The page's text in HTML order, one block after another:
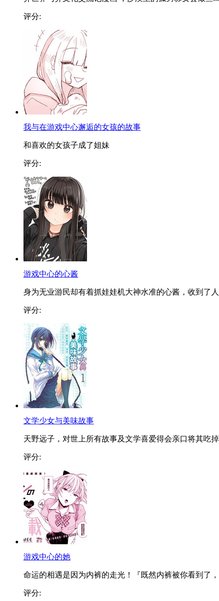
评分:
我与在游戏中心邂逅的女孩的故事
和喜欢的女孩子成了姐妹
评分:
游戏中心的心酱
身为无业游民却有着抓娃娃机大神水准的心酱，收到了
评分:
文学少女与美味故事
天野远子，对世上所有故事及文学喜爱得会亲口将其吃
评分:
游戏中心的她
命运的相遇是因为内裤的走光！『既然内裤被你看到了
评分: